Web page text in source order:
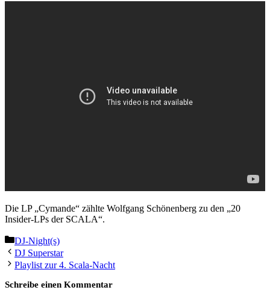
Die LP „Cymande“ zählte Wolfgang Schönenberg zu den „20
Insider-LPs der SCALA“.
Kategorien
DJ-Night(s)
DJ Superstar
Playlist zur 4. Scala-Nacht
Schreibe einen Kommentar